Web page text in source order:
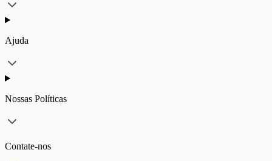
Ajuda
Nossas Políticas
Contate-nos